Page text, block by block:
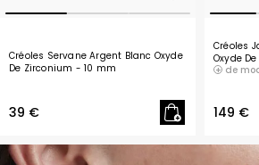
Créoles Servane Argent Blanc Oxyde
De Zirconium - 10 mm
39 €
Créoles
Oxyde
de
149 €